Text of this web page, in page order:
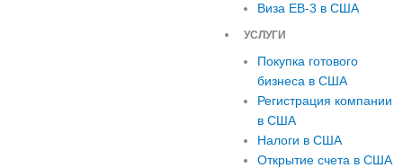
Виза EB-3 в США
УСЛУГИ
Покупка готового
бизнеса в США
Регистрация компании
в США
Налоги в США
Открытие счета в США